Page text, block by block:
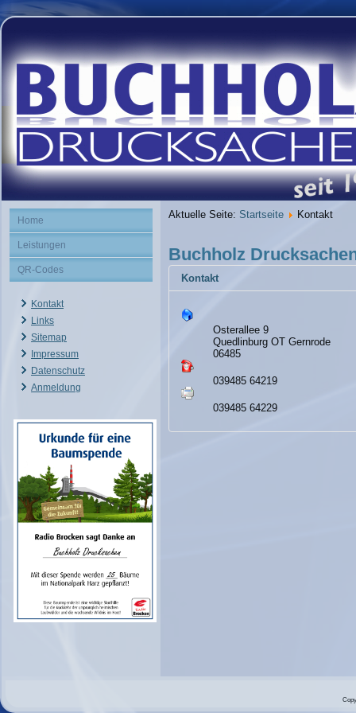
Home
Leistungen
QR-Codes
Kontakt
Links
Sitemap
Impressum
Datenschutz
Anmeldung
Aktuelle Seite: Startseite Kontakt
Buchholz
Kontakt
Osterallee 9
Quedlinburg OT Gernrode
06485
039485 64219
039485 64229